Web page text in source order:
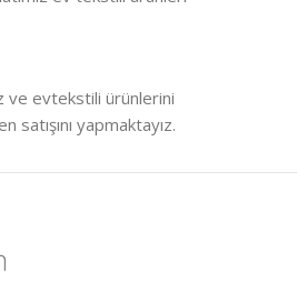
ve evtekstili ürünlerini
yapmaktayız.